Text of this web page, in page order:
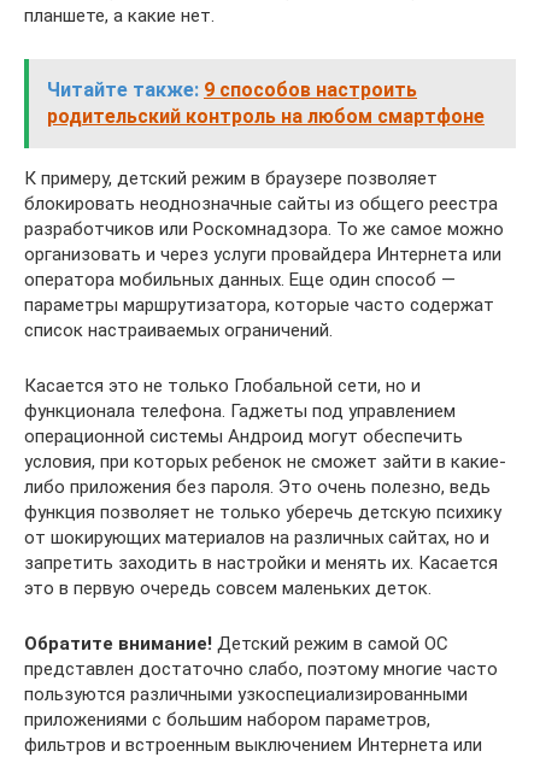
планшете, а какие нет.
Читайте также: 9 способов настроить
родительский контроль на любом смартфоне
К примеру, детский режим в браузере позволяет
блокировать неоднозначные сайты из общего реестра
разработчиков или Роскомнадзора. То же самое можно
организовать и через услуги провайдера Интернета или
оператора мобильных данных. Еще один способ —
параметры маршрутизатора, которые часто содержат
список настраиваемых ограничений.
Касается это не только Глобальной сети, но и
функционала телефона. Гаджеты под управлением
операционной системы Андроид могут обеспечить
условия, при которых ребенок не сможет зайти в какие-
либо приложения без пароля. Это очень полезно, ведь
функция позволяет не только уберечь детскую психику
от шокирующих материалов на различных сайтах, но и
запретить заходить в настройки и менять их. Касается
это в первую очередь совсем маленьких деток.
Обратите внимание! Детский режим в самой ОС
представлен достаточно слабо, поэтому многие часто
пользуются различными узкоспециализированными
приложениями с большим набором параметров,
фильтров и встроенным выключением Интернета или